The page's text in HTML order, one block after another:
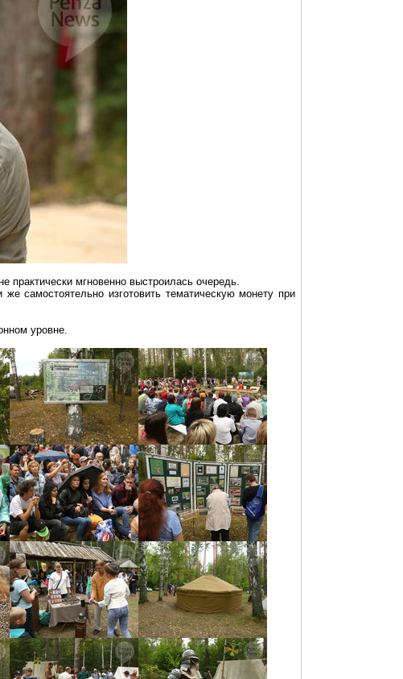
мгновенно выстроилась очередь.
самостоятельно изготовить тематическую монету при
уровне.